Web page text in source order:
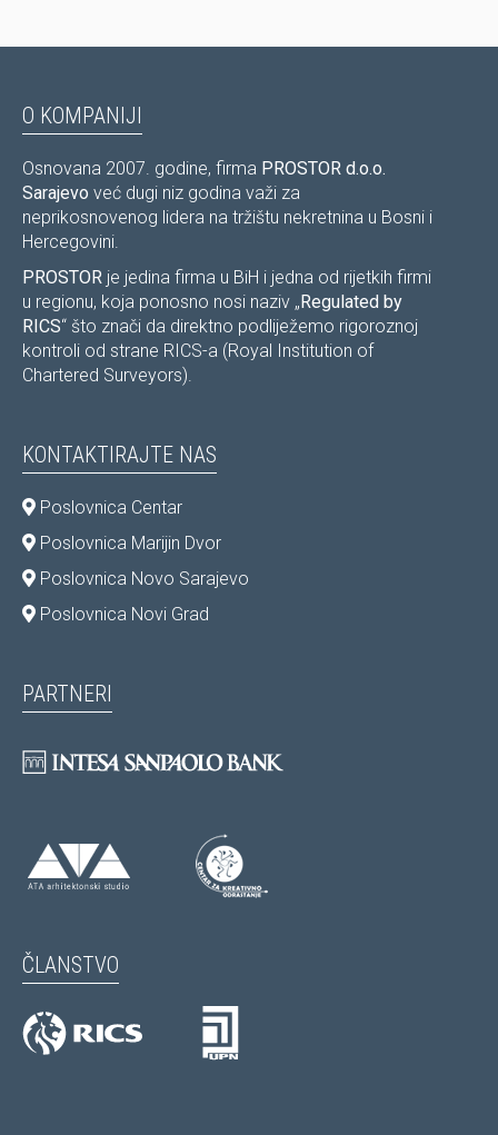
O KOMPANIJI
Osnovana 2007. godine, firma PROSTOR d.o.o.
Sarajevo već dugi niz godina važi za
neprikosnovenog lidera na tržištu nekretnina u Bosni i
Hercegovini.
PROSTOR je jedina firma u BiH i jedna od rijetkih firmi
u regionu, koja ponosno nosi naziv „Regulated by
RICS“ što znači da direktno podliježemo rigoroznoj
kontroli od strane RICS-a (Royal Institution of
Chartered Surveyors).
KONTAKTIRAJTE NAS
Poslovnica Centar
Poslovnica Marijin Dvor
Poslovnica Novo Sarajevo
Poslovnica Novi Grad
PARTNERI
ČLANSTVO